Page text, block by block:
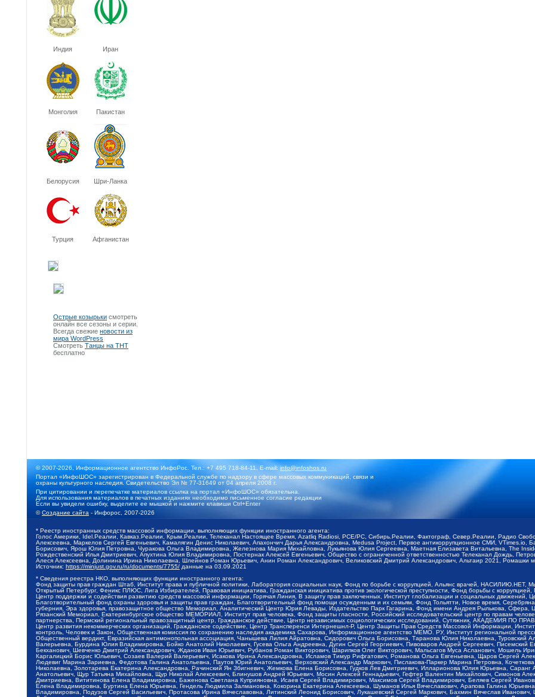
Индия Иран
Монголия Пакистан
Белорусия Шри-Ланка
Турция Афганистан
Острые козырьки смотреть
онлайн все сезоны и серии.
Всегда свежие новости из
мира WordPress
Смотреть Танцы на ТНТ
бесплатно
© 2007-2026, Информационное агентство ИнфоРос. Тел.: +7 495 718-84-11, E-mail:info@infoshos.ru
Портал «ИнфоШОС» зарегистрирован в Федеральной службе по надзору в сфере массовых коммуникаций, связи и
охраны культурного наследия. Свидетельство Эл № 77-31649 от 04 апреля 2008 г.
При цитировании и перепечатке материалов ссылка на портал «ИнфоШОС» обязательна.
Для использования материалов в печатных изданиях необходимо письменное согласие редакции
Если вы увидели ошибку, выделите ее мышкой и нажмите клавиши Ctrl+Enter
©Создание сайта - Инфорос, 2007-2026
* Реестр иностранных средств массовой информации, выполняющих функции иностранного агента:
Голос Америки, Idel.Реалии, Кавказ.Реалии, Крым.Реалии, Телеканал Настоящее Время, Azatliq Radiosi, PCE/PC, Сибирь.Реалии, Фактограф, Север.Реалии, Радио
Алексеевна, Маркелов Сергей Евгеньевич, Камалягин Денис Николаевич, Апахончич Дарья Александровна, Medusa Project, Первое антикоррупционное СМИ,
Борисович, Ярош Юлия Петровна, Чуракова Ольга Владимировна, Железнова Мария Михайловна, Лукьянова Юлия Сергеевна, Маетная Елизавета Витальевна, The
Рождественский Илья Дмитриевич, Апухтина Юлия Владимировна, Постернак Алексей Евгеньевич, Общество с ограниченной ответственностью Телеканал Дождь,
Алеся Алексеевна, Долинина Ирина Николаевна, Шлейнов Роман Юрьевич, Анин Роман Александрович, Великовский Дмитрий Александрович, Альтаир 2021, Ромашки
Источник: https://minjust.gov.ru/ru/documents/7755/ данные на 03.09.2021
* Сведения реестра НКО, выполняющих функции иностранного агента:
Фонд защиты прав граждан Штаб, Институт права и публичной политики, Лаборатория социальных наук, Фонд по борьбе с коррупцией, Альянс врачей,
Открытый Петербург, Феникс ПЛЮС, Лига Избирателей, Правовая инициатива, Гражданская инициатива против экологической преступности, Фонд борьбы с
Центр поддержки и содействия развитию средств массовой информации, Горячая Линия, В защиту прав заключенных, Институт глобализации и социальных
Благотворительный фонд охраны здоровья и защиты прав граждан, Благотворительный фонд помощи осужденным и их семьям, Фонд Тольятти, Новое время,
губерния, Эра здоровья, правозащитное общество Мемориал, Аналитический Центр Юрия Левады, Издательство Парк Гагарина, Фонд имени Андрея Рылькова,
Рязанский Мемориал, Екатеринбургское общество МЕМОРИАЛ, Институт прав человека, Фонд защиты гласности, Российский исследовательский центр по правам
партнерства, Пермский региональный правозащитный центр, Гражданское действие, Центр независимых социологических исследований, Сутяжник, АКАДЕМИЯ ПО
Центр развития некоммерческих организаций, Гражданское содействие, Центр Трансперенси Интернешнл-Р, Центр Защиты Прав Средств Массовой Информации,
контроль, Человек и Закон, Общественная комиссия по сохранению наследия академика Сахарова, Информационное агентство МЕМО. РУ, Институт региональной
Общественный вердикт, Евразийская антимонопольная ассоциация, Чанышева Лилия Айратовна, Сидорович Ольга Борисовна, Таранова Юлия Николаевна, Туровский
Валерьевна, Бурдина Юлия Владимировна, Бойко Анатолий Николаевич, Гусева Ольга Андреевна, Дугин Сергей Георгиевич, Пивоваров Андрей Сергеевич, Писемский
Бекханович, Шевченко Дмитрий Александрович, Жданов Иван Юрьевич, Рубанов Роман Викторович, Шарипков Олег Викторович, Мальсагов Муса Асланович, Мошель
Каргалицкий Борис Юльевич, Созаев Валерий Валерьевич, Исакова Ирина Александровна, Исламов Тимур Рифгатович, Романова Ольга Евгеньевна, Щаров Сергей
Людевиг Марина Зариевна, Федотова Галина Анатольевна, Паутов Юрий Анатольевич, Верховский Александр Маркович, Пислакова-Паркер Марина Петровна,
Николаевна, Золотарева Екатерина Александровна, Рачинский Ян Збигневич, Жемкова Елена Борисовна, Гудков Лев Дмитриевич, Илларионова Юлия Юрьевна,
Анатольевич, Щур Татьяна Михайловна, Щур Николай Алексеевич, Блинушов Андрей Юрьевич, Мосин Алексей Геннадьевич, Гефтер Валентин Михайлович, Симонов
Дмитриевна, Вититинова Елена Владимировна, Баженова Светлана Куприяновна, Исаев Сергей Владимирович, Максимов Сергей Владимирович, Беляев Сергей
Елена Владимировна, Буртина Елена Юрьевна, Гендель Людмила Залмановна, Кокорина Екатерина Алексеевна, Шуманов Илья Вячеславович, Арапова Галина
Владимировна, Подузов Сергей Васильевич, Протасова Ирина Вячеславовна, Литинский Леонид Борисович, Лукашевский Сергей Маркович, Бахмин Вячеслав